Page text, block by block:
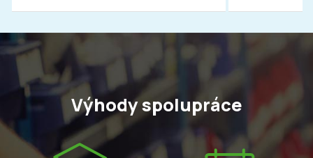
Výhody spolupráce